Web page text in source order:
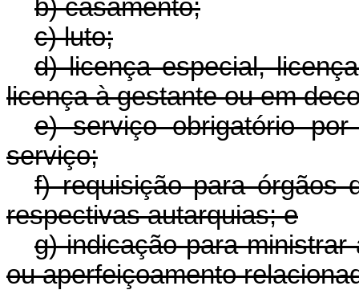
b) casamento;
c) luto;
d) licença especial,
licença à gestante ou em
e) serviço obrigatório
serviço;
f) requisição para órgãos
respectivas autarquias; e
g) indicação para
ou aperfeiçoamento